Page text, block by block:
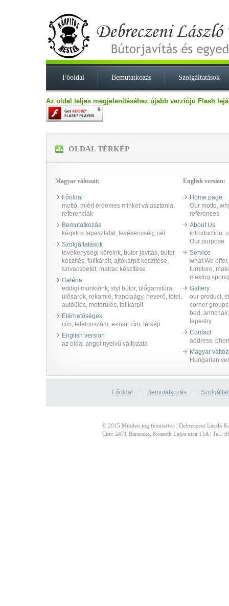
Főoldal Bemutatkozás Szolgáltatások
Az oldal teljes megjelenítéséhez újabb verziójú Flash
OLDAL TÉRKÉP
Magyar változat:
Főoldal
mottó, miért érdemes minket választania,
referenciák
Bemutatkozás
kárpitos tapasztalat, tevékenység, cél
Szolgáltatások
tevékenységi köreink, bútor javítás, bútor
készítés, falikárpit, ajtókárpit készítése,
szivacsbetét, matrac készítése
Galéria
eddigi munkáink, styl bútor, ülőgarnitúra,
ülősarok, rekamié, franciaágy, heverő, fotel,
autóülés, motorülés, falikárpit
Elérhetőségek
cím, telefonszám, e-mail cím, térkép
English version
az oldal angol nyelvű változata
English version:
Home page
Our motto,
references
About Us
introduction,
Our purpose
Service
what We
furniture,
making
Gallery
our product,
corner
bed,
tapestry
Contact
address,
Magyar
Hungarian
Főoldal Bemutatkozás
© 2015 Minden jog fenntartva | Debreczeni László
Cím: 2471 Baracska, Kossuth Lajos utca 13A |